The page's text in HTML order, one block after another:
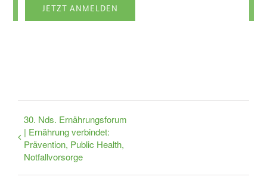
JETZT ANMELDEN
30. Nds. Ernährungsforum
| Ernährung verbindet:
Prävention, Public Health,
Notfallvorsorge